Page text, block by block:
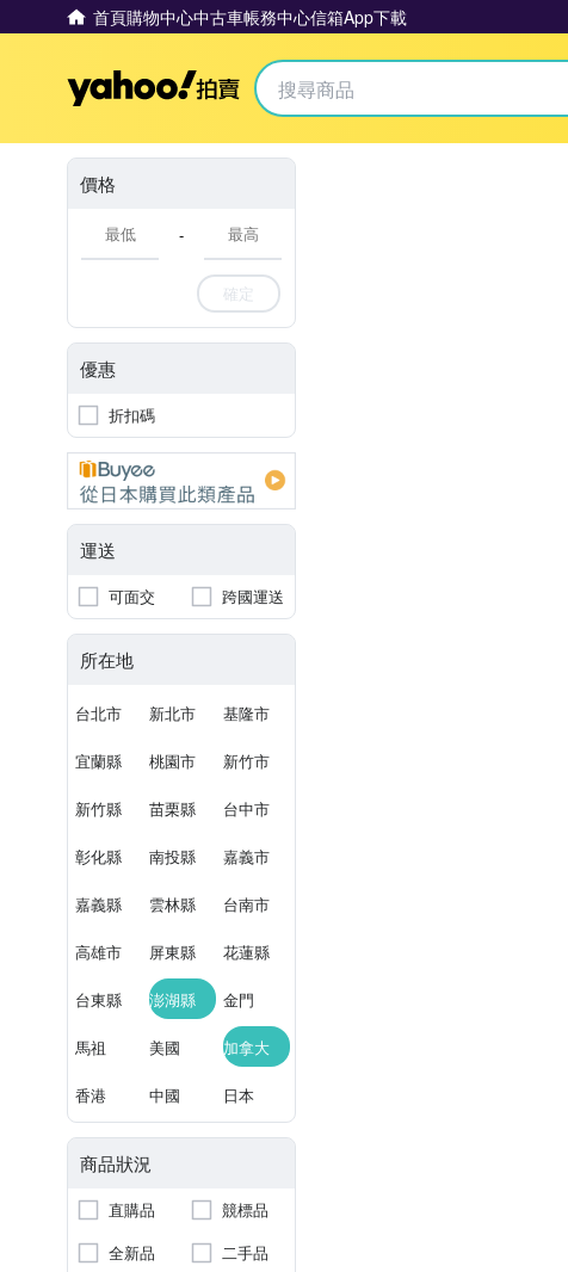
首頁購物中心中古車帳務中心信箱App下載
Yahoo拍賣
價格
-
確定
優惠
折扣碼
運送
可面交 跨國運送
所在地
台北市 新北市 基隆市
宜蘭縣 桃園市 新竹市
新竹縣 苗栗縣 台中市
彰化縣 南投縣 嘉義市
嘉義縣 雲林縣 台南市
高雄市 屏東縣 花蓮縣
台東縣 澎湖縣 金門
馬祖 美國 加拿大
香港 中國 日本
商品狀況
直購品
競標品
全新品
二手品